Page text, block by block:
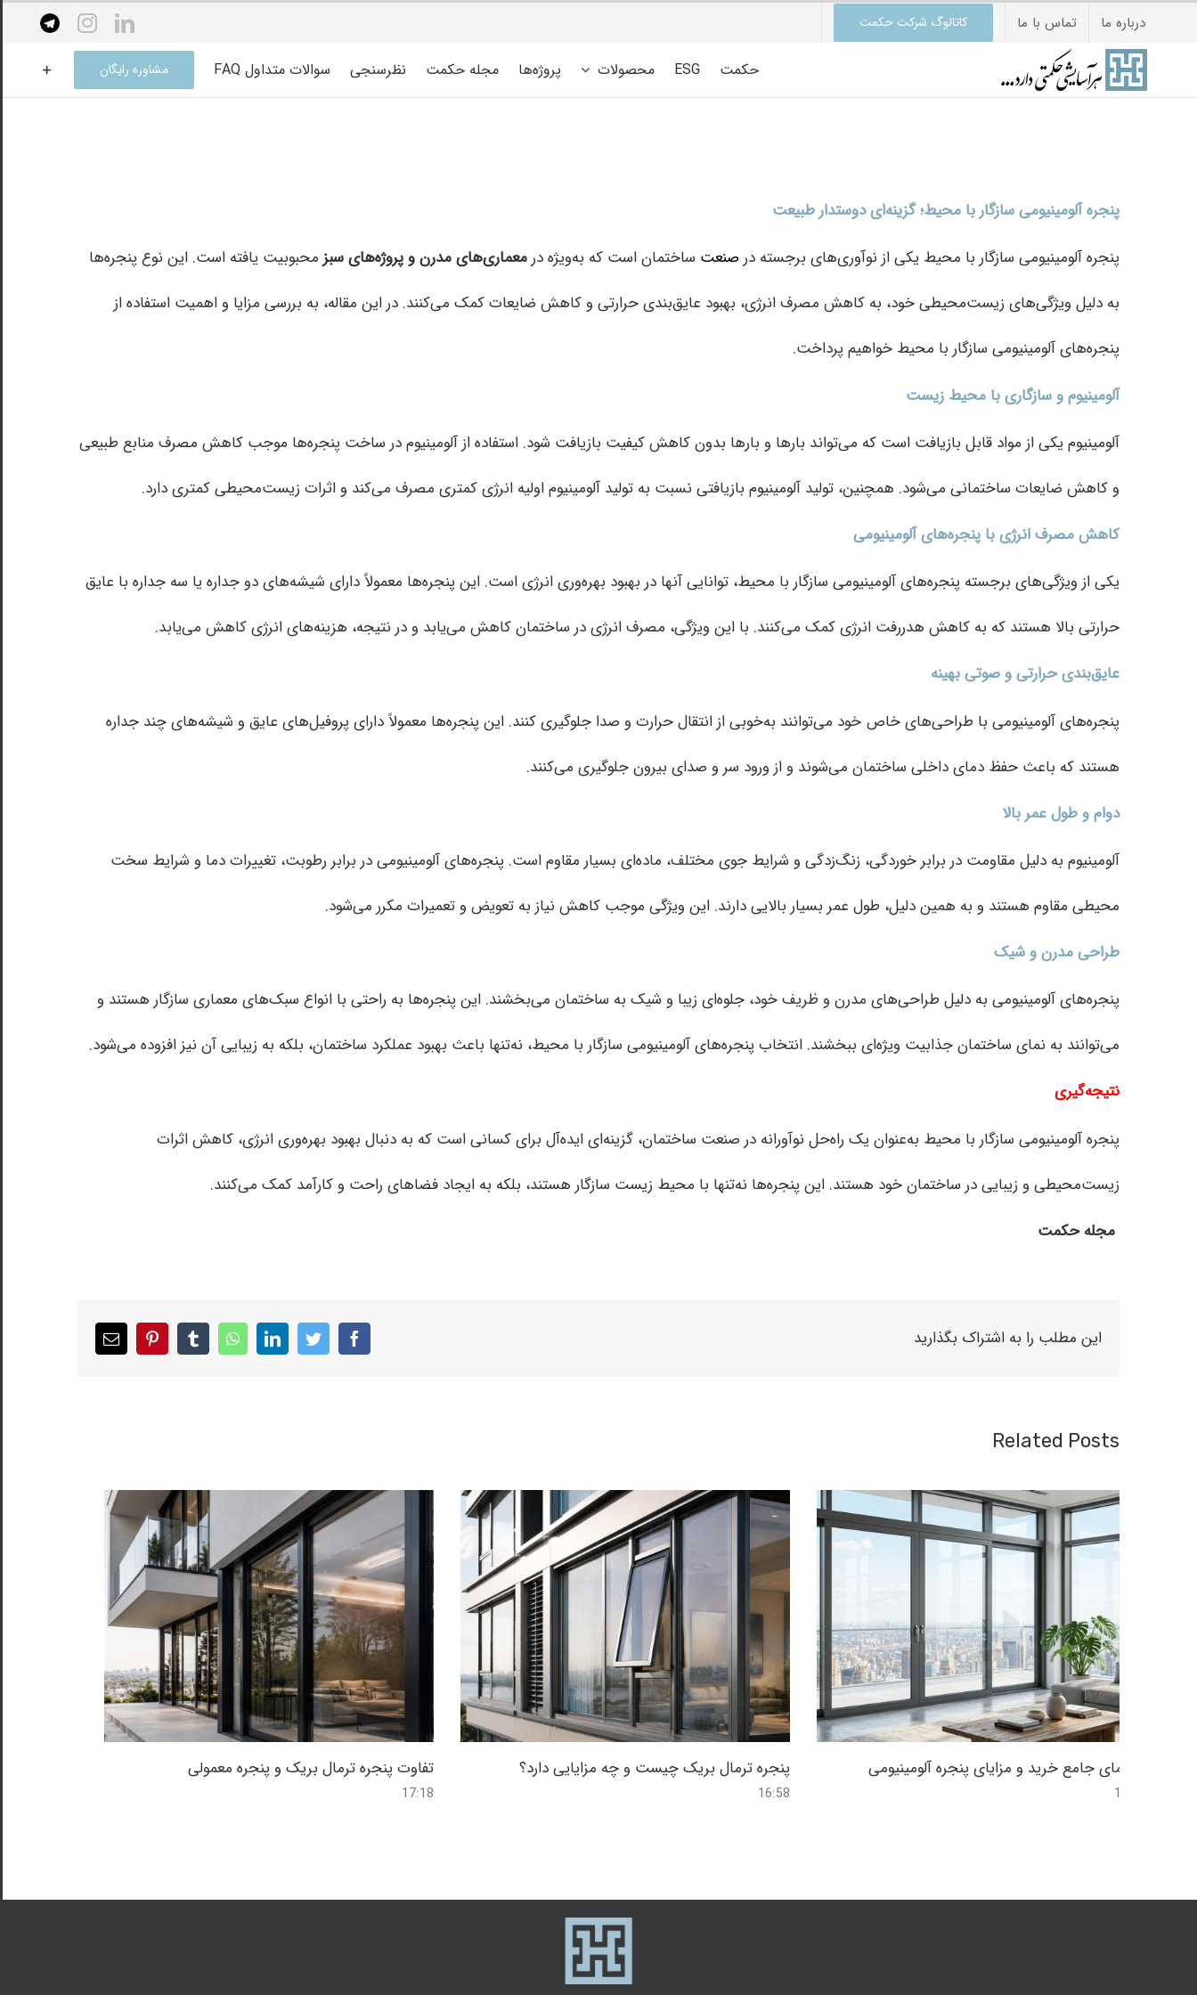
درباره ما تماس با ما کاتالوگ شرکت حکمت linkedin
instagram
حکمت ESG محصولات پروژه‌ها مجله حکمت نظرسنجی سوالات متداول FAQ مشاوره رایگان
پنجره آلومینیومی سازگار با محیط؛ گزینه‌ای دوستدار طبیعت
پنجره آلومینیومی سازگار با محیط یکی از نوآوری‌های برجسته درصنعت ساختمان است که به‌ویژه درمعماری‌های مدرن و پروژه‌های سبز محبوبیت یافته است. این نوع پنجره‌ها
به دلیل ویژگی‌های زیست‌محیطی خود، به کاهش مصرف انرژی، بهبود عایق‌بندی حرارتی و کاهش ضایعات کمک می‌کنند. در این مقاله، به بررسی مزایا و اهمیت استفاده از
پنجره‌های آلومینیومی سازگار با محیط خواهیم پرداخت.
آلومینیوم و سازگاری با محیط زیست
آلومینیوم یکی از مواد قابل بازیافت است که می‌تواند بارها و بارها بدون کاهش کیفیت بازیافت شود. استفاده از آلومینیوم در ساخت پنجره‌ها موجب کاهش مصرف منابع طبیعی
و کاهش ضایعات ساختمانی می‌شود. همچنین، تولید آلومینیوم بازیافتی نسبت به تولید آلومینیوم اولیه انرژی کمتری مصرف می‌کند و اثرات زیست‌محیطی کمتری دارد.
کاهش مصرف انرژی با پنجره‌های آلومینیومی
یکی از ویژگی‌های برجسته پنجره‌های آلومینیومی سازگار با محیط، توانایی آنها در بهبود بهره‌وری انرژی است. این پنجره‌ها معمولاً دارای شیشه‌های دو جداره یا سه جداره با عایق
حرارتی بالا هستند که به کاهش هدررفت انرژی کمک می‌کنند. با این ویژگی، مصرف انرژی در ساختمان کاهش می‌یابد و در نتیجه، هزینه‌های انرژی کاهش می‌یابد.
عایق‌بندی حرارتی و صوتی بهینه
پنجره‌های آلومینیومی با طراحی‌های خاص خود می‌توانند به‌خوبی از انتقال حرارت و صدا جلوگیری کنند. این پنجره‌ها معمولاً دارای پروفیل‌های عایق و شیشه‌های چند جداره
هستند که باعث حفظ دمای داخلی ساختمان می‌شوند و از ورود سر و صدای بیرون جلوگیری می‌کنند.
دوام و طول عمر بالا
آلومینیوم به دلیل مقاومت در برابر خوردگی، زنگ‌زدگی و شرایط جوی مختلف، ماده‌ای بسیار مقاوم است. پنجره‌های آلومینیومی در برابر رطوبت، تغییرات دما و شرایط سخت
محیطی مقاوم هستند و به همین دلیل، طول عمر بسیار بالایی دارند. این ویژگی موجب کاهش نیاز به تعویض و تعمیرات مکرر می‌شود.
طراحی مدرن و شیک
پنجره‌های آلومینیومی به دلیل طراحی‌های مدرن و ظریف خود، جلوه‌ای زیبا و شیک به ساختمان می‌بخشند. این پنجره‌ها به راحتی با انواع سبک‌های معماری سازگار هستند و
می‌توانند به نمای ساختمان جذابیت ویژه‌ای ببخشند. انتخاب پنجره‌های آلومینیومی سازگار با محیط، نه‌تنها باعث بهبود عملکرد ساختمان، بلکه به زیبایی آن نیز افزوده می‌شود.
نتیجه‌گیری
پنجره آلومینیومی سازگار با محیط به‌عنوان یک راه‌حل نوآورانه در صنعت ساختمان، گزینه‌ای ایده‌آل برای کسانی است که به دنبال بهبود بهره‌وری انرژی، کاهش اثرات
زیست‌محیطی و زیبایی در ساختمان خود هستند. این پنجره‌ها نه‌تنها با محیط زیست سازگار هستند، بلکه به ایجاد فضاهای راحت و کارآمد کمک می‌کنند.
مجله حکمت
این مطلب را به اشتراک بگذارید facebook
twitter
linkedin
whatsapp
tumblr
pinterest
Email
Related Posts
تفاوت پنجره ترمال بریک و پنجره معمولی
17:18
پنجره ترمال بریک چیست و چه مزایایی دارد؟
16:58
راهنمای جامع خرید و مزایای پنجره آلومینیومی
12:47